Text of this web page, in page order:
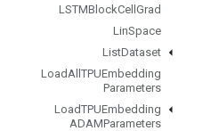
LSTMBlockCell Grad
LinSpace
ListDataset
LoadAll TPUEmbedding
Parameters
LoadTPUEmbedding
ADAMParameters